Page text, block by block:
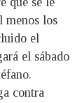
menos los
el
el sábado
contra